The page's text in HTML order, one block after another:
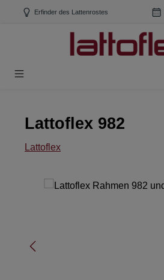
Zum Hauptinhalt springen
Erfinder des Lattenrostes
Lattoflex 982
Lattoflex
Bildergalerie überspringen